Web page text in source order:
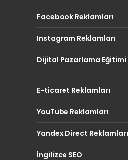
Facebook Reklamları
Instagram Reklamları
Dijital Pazarlama Eğitimi
E-ticaret Reklamları
YouTube Reklamları
Yandex Direct Reklamları
İngilizce SEO